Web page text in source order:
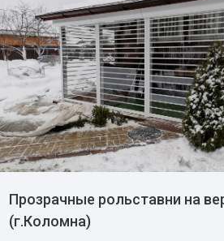
Прозрачные рольставни на
(г.Коломна)